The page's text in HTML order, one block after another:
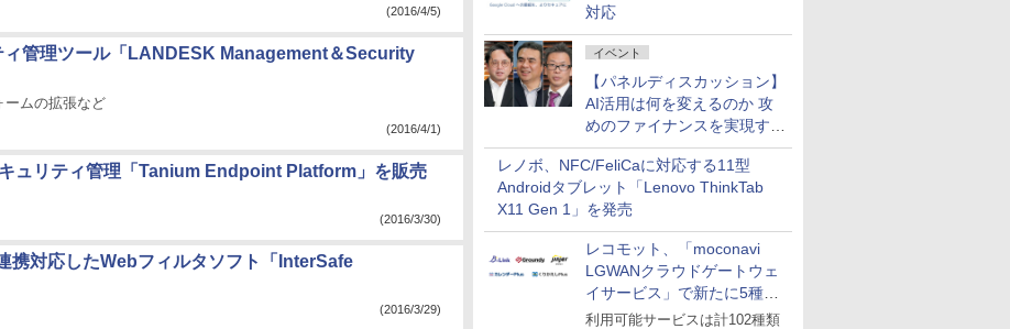
対応
イベント
【パネルディスカッション】
AI活用は何を変えるのか 攻
めのファイナンスを実現する
業務設計とマインドセット変
革
レノボ、NFC/FeliCaに対応する11型
Androidタブレット「Lenovo ThinkTab
X11 Gen 1」を発売
レコモット、「moconavi
LGWANクラウドゲートウェ
イサービス」で新たに5種類
のサービスと連携開始
利用可能サービスは計102種類
(2016/4/5)
ィ管理ツール「LANDESK Management＆Security
ームの拡張など
(2016/4/1)
ュリティ管理「Tanium Endpoint Platform」を販売
(2016/3/30)
携対応したWebフィルタソフト「InterSafe
(2016/3/29)